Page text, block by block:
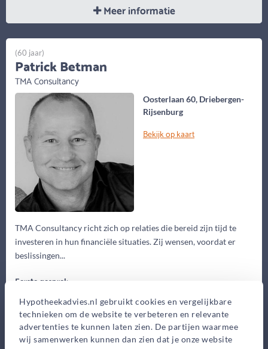
Hypotheekadvies.nl gebruikt cookies en vergelijkbare
technieken om de website te verbeteren en relevante
advertenties te kunnen laten zien. De partijen waarmee
wij samenwerken kunnen dan zien dat je onze website
Meer informatie
Oosterlaan 60, Driebergen-
Rijsenburg
Bekijk op kaart
TMA Consultancy richt zich op relaties die bereid zijn tijd te
investeren in hun financiële situaties. Zij wensen, voordat er
beslissingen...
(60 jaar)
Patrick Betman
TMA Consultancy
Eerste gesprek
Advieskosten
2.250,-